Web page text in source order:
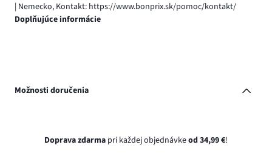
| Nemecko, Kontakt: https://www.bonprix.sk/pomoc/kontakt/
Doplňujúce informácie
Možnosti doručenia
Doprava zdarma pri každej objednávkeod 34,99 €!